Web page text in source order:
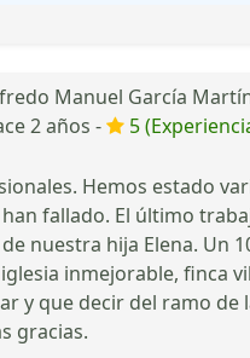
Manuel García
2 años -
5
Hemos estado
fallado. El último
nuestra hija Elena. Un
inmejorable, finca
y que decir del ramo de
gracias.